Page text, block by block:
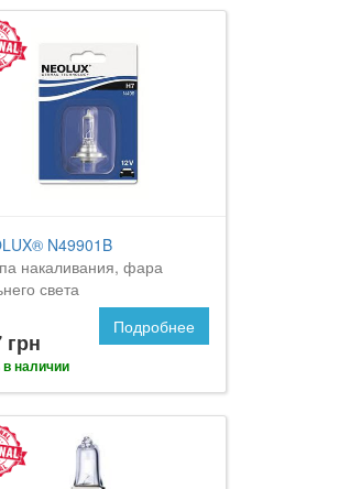
N49901B
накаливания, фара
света
грн
в наличии
Подробнее